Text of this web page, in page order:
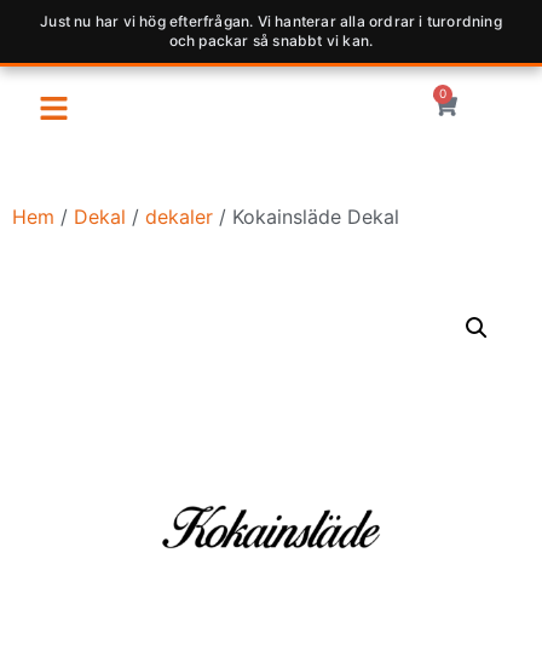
Just nu har vi hög efterfrågan. Vi hanterar alla ordrar i turordning
och packar så snabbt vi kan.
0
Hem / Dekal / dekaler / Kokainsläde Dekal